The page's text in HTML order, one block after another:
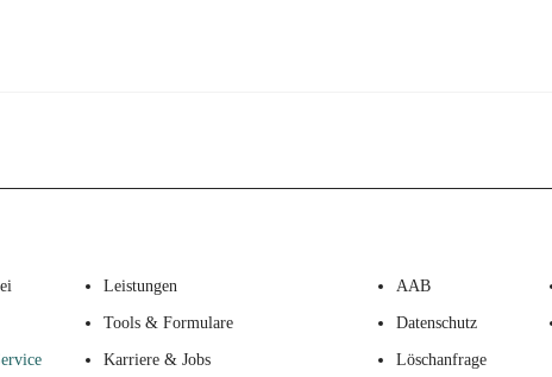
Leistungen
Tools & Formulare
Karriere & Jobs
AAB
Datenschutz
Löschanfrage